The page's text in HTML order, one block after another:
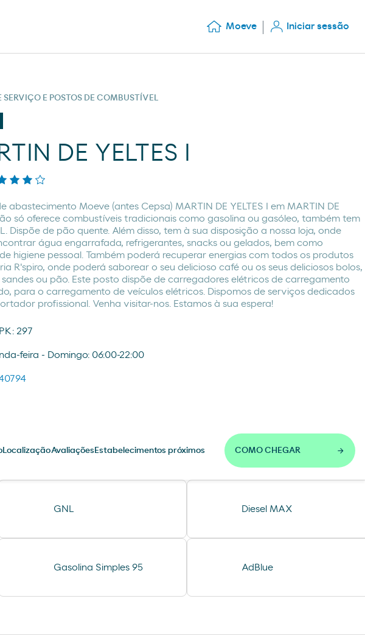
Moeve Iniciar sessão
SERVIÇO E POSTOS DE COMBUSTÍVEL
DE YELTES I
abastecimento Moeve (antes Cepsa) MARTIN DE YELTES I em MARTIN DE
só oferece combustíveis tradicionais como gasolina ou gasóleo, também tem
Dispõe de pão quente. Além disso, tem à sua disposição a nossa loja, onde
água engarrafada, refrigerantes, snacks ou gelados, bem como
higiene pessoal. Também poderá recuperar energias com todos os produtos
R'spiro, onde poderá saborear o seu delicioso café ou os seus deliciosos bolos,
sandes ou pão. Este posto dispõe de carregadores elétricos de carregamento
para o carregamento de veículos elétricos. Dispomos de serviços dedicados
profissional. Venha visitar-nos. Estamos à sua espera!
297
feira - Domingo: 06:00-22:00
LocalizaçãoAvaliações Estabelecimentos próximos COMO CHEGAR
GNL Diesel MAX
Gasolina Simples 95 AdBlue